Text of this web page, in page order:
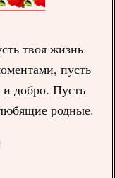
твоя жизнь
пусть
и добро. Пусть
родные.